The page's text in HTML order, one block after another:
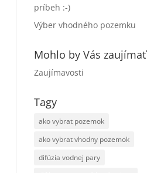
príbeh :-)
Výber vhodného pozemku
Mohlo by Vás zaujímať
Zaujímavosti
Tagy
ako vybrat pozemok
ako vybrat vhodny pozemok
difúzia vodnej pary